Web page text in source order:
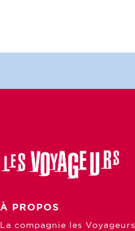
À PROPOS
La compagnie les Voyageurs